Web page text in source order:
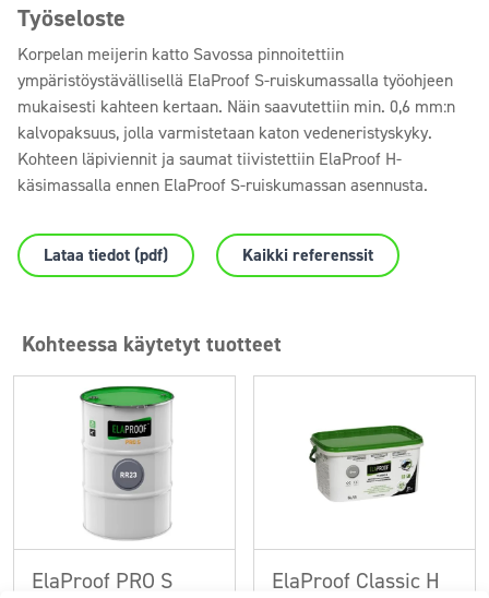
Työseloste
Korpelan meijerin katto Savossa pinnoitettiin
ympäristöystävällisellä ElaProof S-ruiskumassalla työohjeen
mukaisesti kahteen kertaan. Näin saavutettiin min. 0,6 mm:n
kalvopaksuus, jolla varmistetaan katon vedeneristyskyky.
Kohteen läpiviennit ja saumat tiivistettiin ElaProof H-
käsimassalla ennen ElaProof S-ruiskumassan asennusta.
Lataa tiedot (pdf) Kaikki referenssit
Kohteessa käytetyt tuotteet
ElaProof PRO S ElaProof Classic H